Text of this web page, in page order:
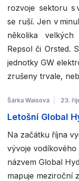
rozvoje sektoru s
se ruší. Jen v
několika
Repsol či Orsted.
jednotky GW
zrušeny trvale,
Šárka Waisová 23.
Letošní Global
Na začátku října
vývoje
názvem Global
mapuje meziroční